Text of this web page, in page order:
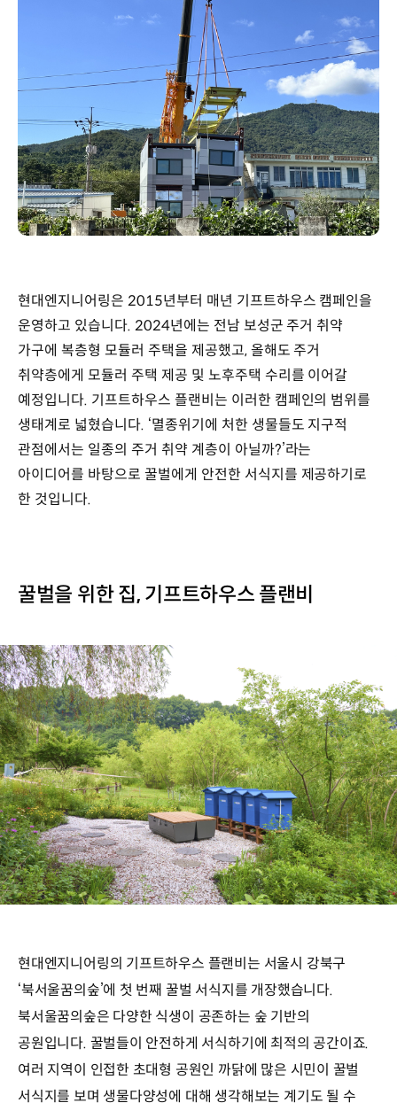
현대엔지니어링은 2015년부터 매년 기프트하우스 캠페인을
운영하고 있습니다. 2024년에는 전남 보성군 주거 취약
가구에 복층형 모듈러 주택을 제공했고, 올해도 주거
취약층에게 모듈러 주택 제공 및 노후주택 수리를 이어갈
예정입니다. 기프트하우스 플랜비는 이러한 캠페인의 범위를
생태계로 넓혔습니다. ‘멸종위기에 처한 생물들도 지구적
관점에서는 일종의 주거 취약 계층이 아닐까?’라는
아이디어를 바탕으로 꿀벌에게 안전한 서식지를 제공하기로
한 것입니다.
꿀벌을 위한 집, 기프트하우스 플랜비
현대엔지니어링의 기프트하우스 플랜비는 서울시 강북구
‘북서울꿈의숲’에 첫 번째 꿀벌 서식지를 개장했습니다.
북서울꿈의숲은 다양한 식생이 공존하는 숲 기반의
공원입니다. 꿀벌들이 안전하게 서식하기에 최적의 공간이죠.
여러 지역이 인접한 초대형 공원인 까닭에 많은 시민이 꿀벌
서식지를 보며 생물다양성에 대해 생각해보는 계기도 될 수